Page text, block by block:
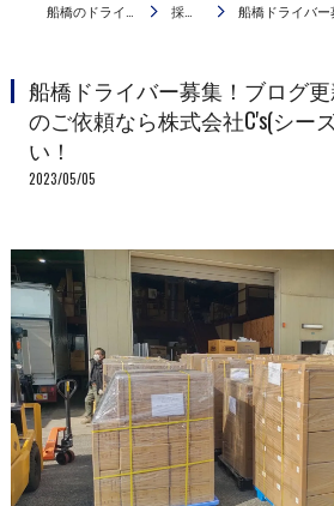
採用ブログ 船橋ドライバー募集！ブログ更新
船橋ドライバー募集！ブログ
のご依頼なら株式会社C's(シー
い！
2023/05/05